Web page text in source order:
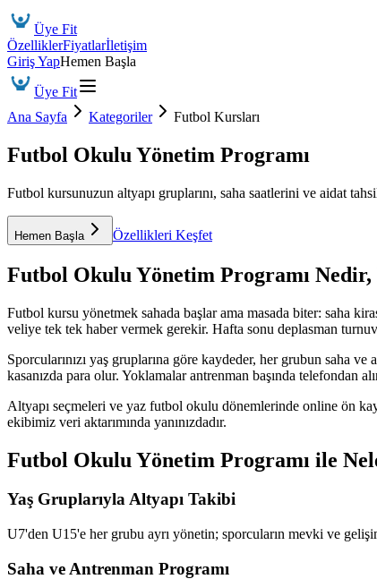
Üye Fit
ÖzelliklerFiyatlarİletişim
Giriş YapHemen Başla
Üye Fit
Ana Sayfa
Kategoriler Futbol Kursları
Futbol Okulu Yönetim Programı
Futbol kursunuzun altyapı gruplarını, saha saatlerini ve aidat
Hemen Başla Özellikleri Keşfet
Futbol Okulu Yönetim Programı Nedir,
Futbol kursu yönetmek sahada başlar ama masada biter: saha
veliye tek tek haber vermek gerekir. Hafta sonu deplasman
Sporcularınızı yaş gruplarına göre kaydeder, her grubun saha
kasanızda para olur. Yoklamalar antrenman başında telefondan
Altyapı seçmeleri ve yaz futbol okulu dönemlerinde online ön
ekibimiz veri aktarımında yanınızdadır.
Futbol Okulu Yönetim Programı ile
Yaş Gruplarıyla Altyapı Takibi
U7'den U15'e her grubu ayrı yönetin; sporcuların mevki ve
Saha ve Antrenman Programı